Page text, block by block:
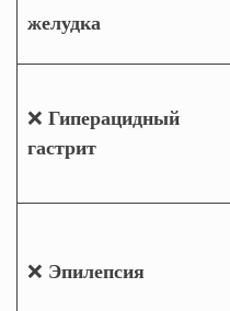
желудка
❌ Гиперацидный
гастрит
❌ Эпилепсия